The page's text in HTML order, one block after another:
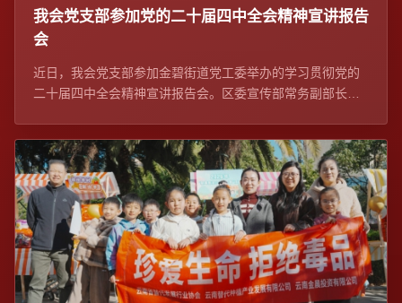
我会党支部参加党的二十届四中全会精神宣讲报告
会
近日，我会党支部参加金碧街道党工委举办的学习贯彻党的
二十届四中全会精神宣讲报告会。区委宣传部常务副部长、